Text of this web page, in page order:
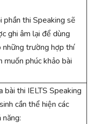
phần thi Speaking sẽ
ghi âm lại để dùng
những trường hợp thí
muốn phúc khảo bài
bài thi IELTS Speaking
cần thể hiện các
năng: